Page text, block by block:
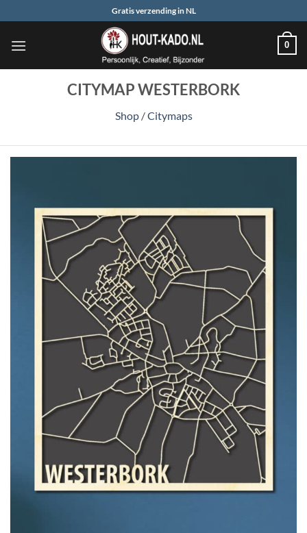
naar
inhoud
Gratis verzending in NL
0
CITYMAP WESTERBORK
Shop /Citymaps